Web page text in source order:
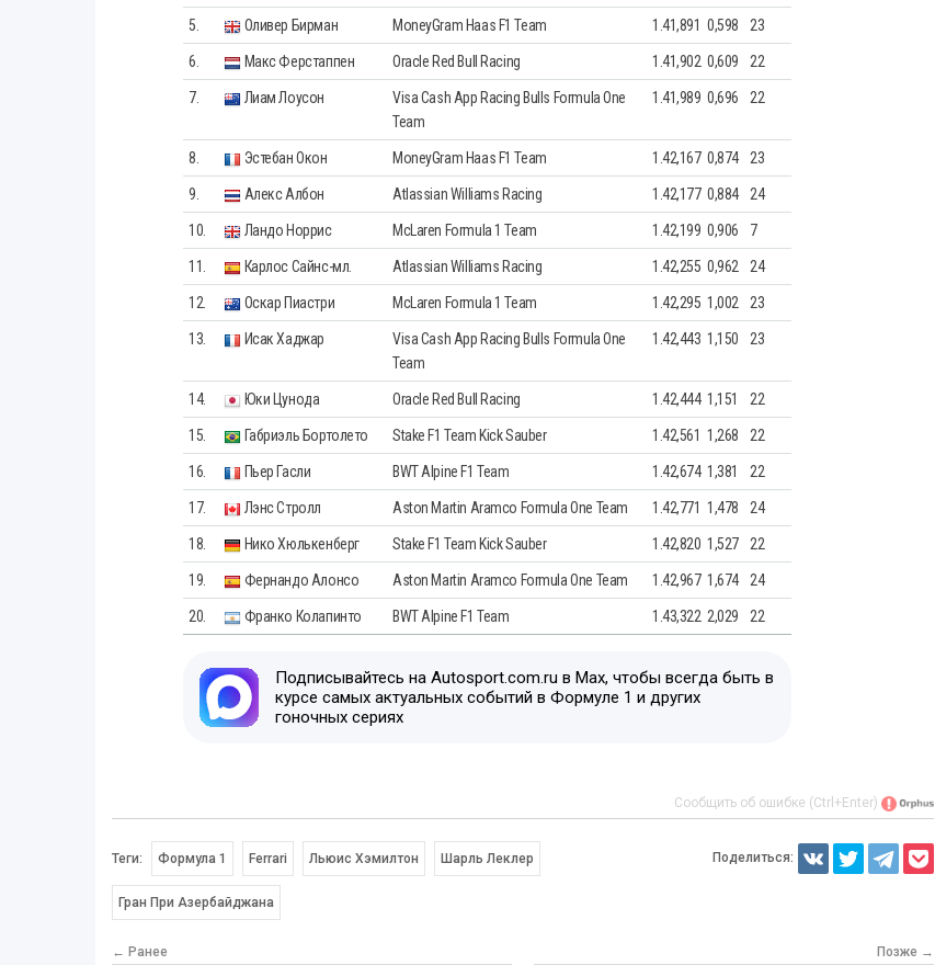
5. Оливер Бирман MoneyGram Haas F1 Team 1.41,891 0,598 23
6. Макс Ферстаппен Oracle Red Bull Racing 1.41,902 0,609 22
7. Лиам Лоусон
Visa Cash App Racing Bulls Formula One
Team
1.41,989 0,696 22
8. Эстебан Окон MoneyGram Haas F1 Team 1.42,167 0,874 23
9. Алекс Албон Atlassian Williams Racing 1.42,177 0,884 24
10. Ландо Норрис McLaren Formula 1 Team 1.42,199 0,906 7
11. Карлос Сайнс-мл. Atlassian Williams Racing 1.42,255 0,962 24
12. Оскар Пиастри McLaren Formula 1 Team 1.42,295 1,002 23
13. Исак Хаджар
Visa Cash App Racing Bulls Formula One
Team
1.42,443 1,150 23
14. Юки Цунода Oracle Red Bull Racing 1.42,444 1,151 22
15. Габриэль Бортолето Stake F1 Team Kick Sauber 1.42,561 1,268 22
16. Пьер Гасли BWT Alpine F1 Team 1.42,674 1,381 22
17. Лэнс Стролл Aston Martin Aramco Formula One Team 1.42,771 1,478 24
18. Нико Хюлькенберг Stake F1 Team Kick Sauber 1.42,820 1,527 22
19. Фернандо Алонсо Aston Martin Aramco Formula One Team 1.42,967 1,674 24
20. Франко Колапинто BWT Alpine F1 Team 1.43,322 2,029 22
Подписывайтесь на Autosport.com.ru в Max, чтобы всегда быть в
курсе самых актуальных событий в Формуле 1 и других
гоночных сериях
Сообщить об ошибке (Ctrl+Enter)
Теги: Формула 1 Ferrari Льюис Хэмилтон Шарль Леклер
Гран При Азербайджана
Поделиться:
← Ранее Позже →